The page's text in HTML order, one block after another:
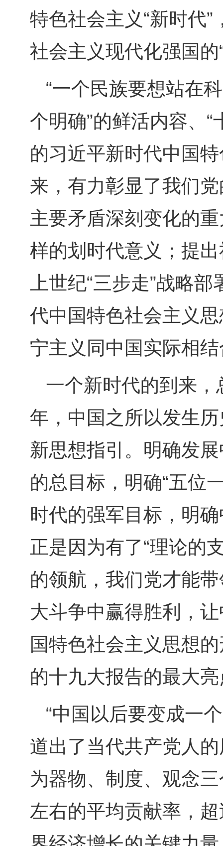
特色社会主义“新时代
社会主义现代化强国的
“一个民族要想站在
个明确”的鲜活内容、
的习近平新时代中国
来，有力彰显了我们
主要矛盾深刻变化的
样的划时代意义；提
上世纪“三步走”战略
代中国特色社会主义
宁主义同中国实际相
一个新时代的到来
年，中国之所以发生
新思想指引。明确发
的总目标，明确“五位
时代的强军目标，明
正是因为有了“理论的
的领航，我们党才能
大斗争中赢得胜利，
国特色社会主义思想
的十九大报告的最大
“中国以后要变成一
道出了当代共产党人
为器物、制度、观念
左右的平均贡献率，